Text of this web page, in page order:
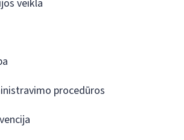
veikla
procedūros